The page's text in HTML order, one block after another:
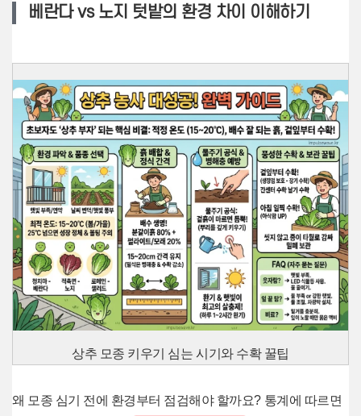
베란다 vs 노지 텃밭의 환경 차이 이해하기
상추 모종 키우기 심는 시기와 수확 꿀팁
왜 모종 심기 전에 환경부터 점검해야 할까요? 통계에 따르면